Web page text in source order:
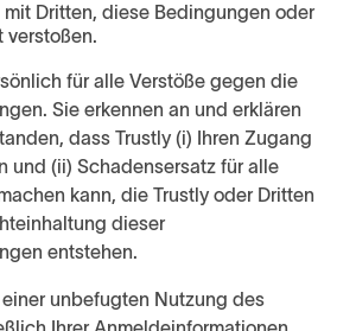
Dritten, diese Bedingungen oder
verstoßen.
für alle Verstöße gegen die
Sie erkennen an und erklären
dass Trustly (i) Ihren Zugang
und (ii) Schadensersatz für alle
kann, die Trustly oder Dritten
dieser
entstehen.
unbefugten Nutzung des